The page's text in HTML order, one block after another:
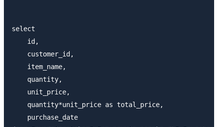
select
    id,
    customer_id,
    item_name,
    quantity,
    unit_price,
    quantity*unit_price as total_price,
    purchase_date